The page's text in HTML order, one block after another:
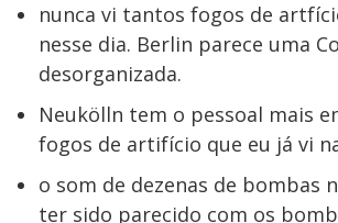
nunca vi tantos fogos de
nesse dia. Berlin parece uma
desorganizada.
Neukölln tem o pessoal mais
fogos de artifício que eu já vi
o som de dezenas de bombas
ter sido parecido com os